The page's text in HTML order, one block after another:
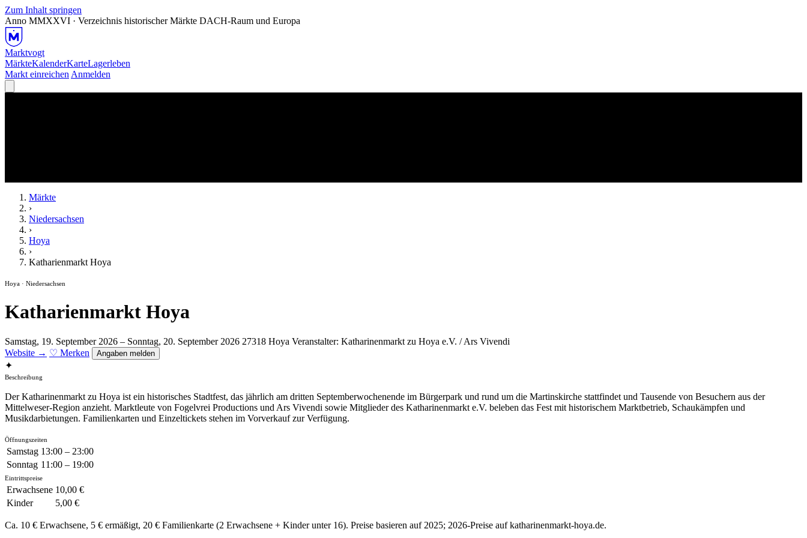
Zum Inhalt springen
Anno MMXXVI · Verzeichnis historischer Märkte DACH-Raum und Europa
Marktvogt
MärkteKalenderKarteLagerleben
Markt einreichen Anmelden
Märkte
›
Niedersachsen
›
Hoya
›
Katharienmarkt Hoya
Hoya · Niedersachsen
Katharienmarkt Hoya
Samstag, 19. September 2026 – Sonntag, 20. September 2026 27318 Hoya Veranstalter: Katharinenmarkt zu Hoya e.V. / Ars Vivendi
Website → ♡ Merken Angaben melden
✦
Beschreibung
Der Katharinenmarkt zu Hoya ist ein historisches Stadtfest, das jährlich am dritten Septemberwochenende im Bürgerpark und rund um die Martinskirche stattfindet und Tausende von Besuchern aus der
Mittelweser-Region anzieht. Marktleute von Fogelvrei Productions und Ars Vivendi sowie Mitglieder des Katharinenmarkt e.V. beleben das Fest mit historischem Marktbetrieb, Schaukämpfen und
Musikdarbietungen. Familienkarten und Einzeltickets stehen im Vorverkauf zur Verfügung.
Öffnungszeiten
Samstag 13:00 – 23:00
Sonntag 11:00 – 19:00
Eintrittspreise
Erwachsene 10,00 €
Kinder
5,00 €
Ca. 10 € Erwachsene, 5 € ermäßigt, 20 € Familienkarte (2 Erwachsene + Kinder unter 16). Preise basieren auf 2025; 2026-Preise auf katharinenmarkt-hoya.de.